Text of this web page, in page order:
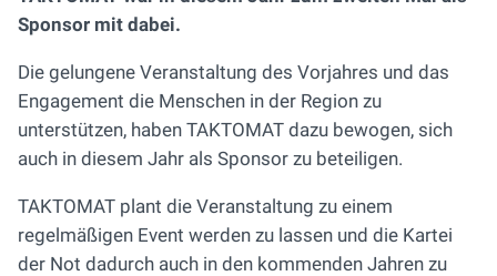
Sponsor mit dabei.
Die gelungene Veranstaltung des Vorjahres und das
Engagement die Menschen in der Region zu
unterstützen, haben TAKTOMAT dazu bewogen, sich
auch in diesem Jahr als Sponsor zu beteiligen.
TAKTOMAT plant die Veranstaltung zu einem
regelmäßigen Event werden zu lassen und die Kartei
der Not dadurch auch in den kommenden Jahren zu